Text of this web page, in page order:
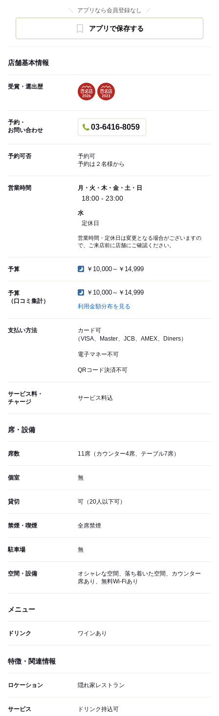
アプリなら会員登録なし
アプリで保存する
店舗基本情報
受賞・選出歴
予約・
お問い合わせ
03-6416-8059
予約可否
予約可
予約は２名様から
営業時間 月・火・木・金・土・日
18:00 - 23:00
水
定休日
営業時間・定休日は変更となる場合がございますの
で、ご来店前に店舗にご確認ください。
予算 ￥10,000～￥14,999
予算
（口コミ集計）
￥10,000～￥14,999
利用金額分布を見る
支払い方法
カード可
（VISA、Master、JCB、AMEX、Diners）
電子マネー不可
QRコード決済不可
サービス料・
チャージ
サービス料込
席・設備
席数 11席（カウンター4席、テーブル7席）
個室 無
貸切 可（20人以下可）
禁煙・喫煙 全席禁煙
駐車場 無
空間・設備
オシャレな空間、落ち着いた空間、カウンター
席あり、無料Wi-Fiあり
メニュー
ドリンク ワインあり
特徴・関連情報
ロケーション 隠れ家レストラン
サービス ドリンク持込可